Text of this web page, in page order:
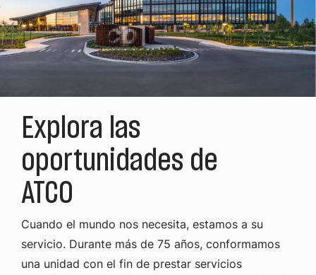
Explora las
oportunidades de
ATCO
Cuando el mundo nos necesita, estamos a su
servicio. Durante más de 75 años, conformamos
una unidad con el fin de prestar servicios